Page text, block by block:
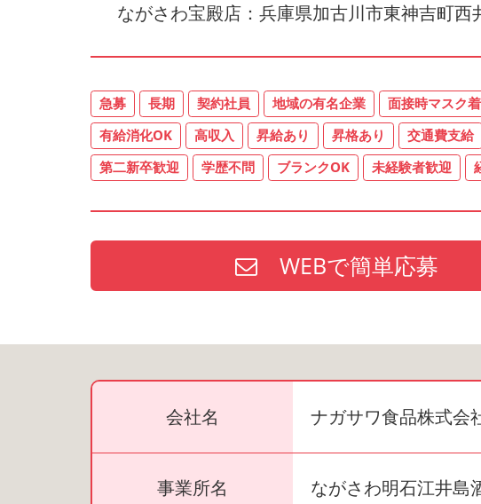
ながさわ宝殿店：兵庫県加古川市東神吉町西
急募 長期 契約社員 地域の有名企業 面接時マスク
有給消化OK
高収入 昇給あり 昇格あり 交通費支給
第二新卒歓迎
学歴不問 ブランクOK 未経験者歓迎
WEBで簡単応募
会社名 ナガサワ食品株式会
事業所名 ながさわ明石江井島